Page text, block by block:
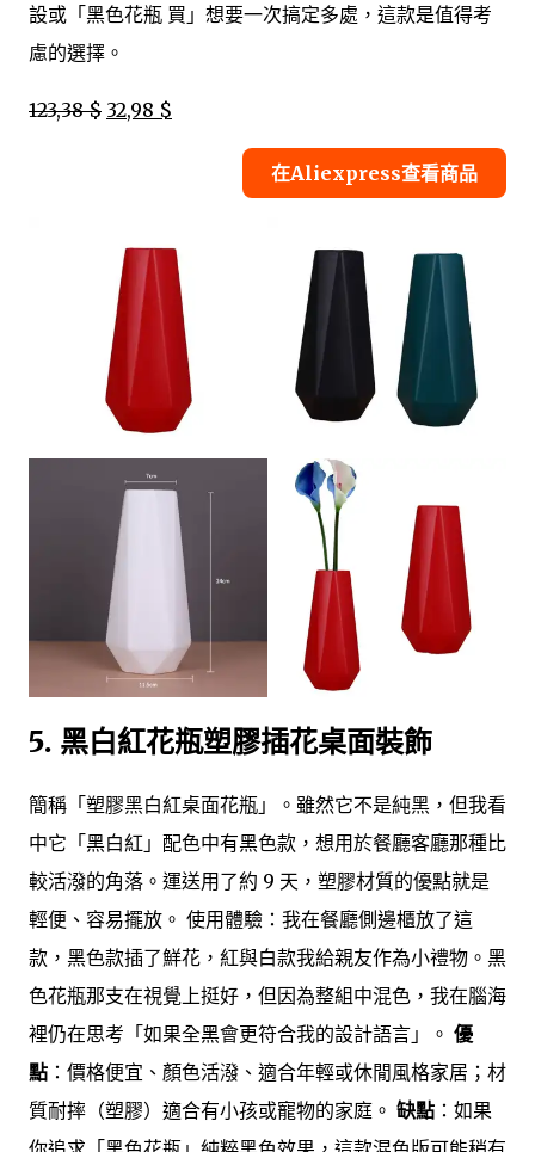
設或「黑色花瓶 買」想要一次搞定多處，這款是值得考
慮的選擇。
123,38 $ 32,98 $
在Aliexpress查看商品
5. 黑白紅花瓶塑膠插花桌面裝飾
簡稱「塑膠黑白紅桌面花瓶」。雖然它不是純黑，但我看
中它「黑白紅」配色中有黑色款，想用於餐廳客廳那種比
較活潑的角落。運送用了約 9 天，塑膠材質的優點就是
輕便、容易擺放。 使用體驗：我在餐廳側邊櫃放了這
款，黑色款插了鮮花，紅與白款我給親友作為小禮物。黑
色花瓶那支在視覺上挺好，但因為整組中混色，我在腦海
裡仍在思考「如果全黑會更符合我的設計語言」。 優
點 ：價格便宜、顏色活潑、適合年輕或休閒風格家居；材
質耐摔（塑膠）適合有小孩或寵物的家庭。 缺點 ：如果